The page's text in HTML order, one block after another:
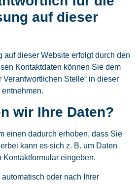
auf dieser
auf dieser Website erfolgt durch den
Kontaktdaten können Sie dem
Verantwortlichen Stelle“ in dieser
wir Ihre Daten?
einen dadurch erhoben, dass Sie
kann es sich z. B. um Daten
Kontaktformular eingeben.
oder nach Ihrer